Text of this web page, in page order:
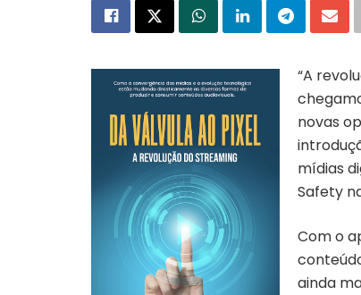
“A
novas
mídias
Safety
Com o
ainda